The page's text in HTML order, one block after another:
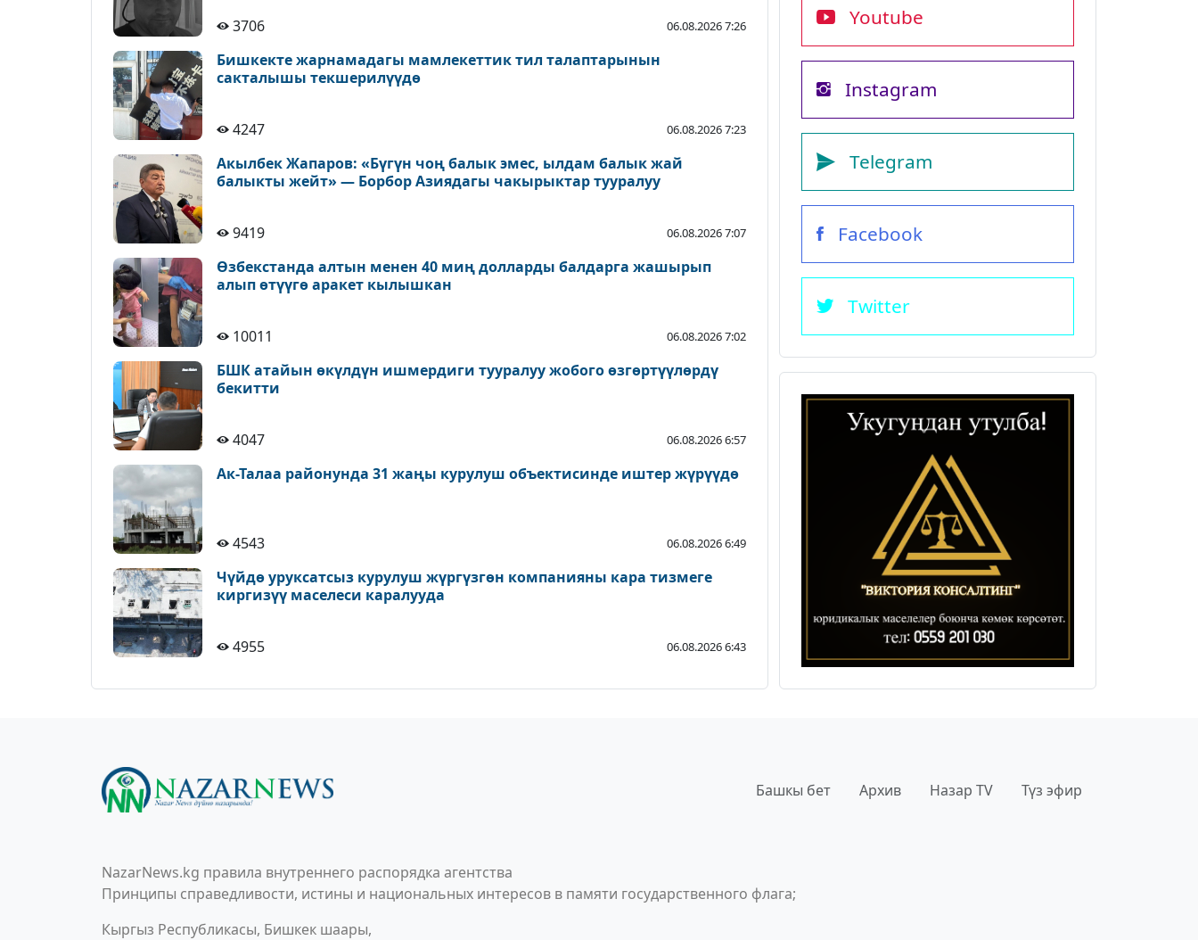
3706 06.08.2026 7:26
Бишкекте жарнамадагы мамлекеттик тил талаптарынын
сакталышы текшерилүүдө
4247 06.08.2026 7:23
Акылбек Жапаров: «Бүгүн чоң балык эмес, ылдам балык жай
балыкты жейт» — Борбор Азиядагы чакырыктар тууралуу
9419 06.08.2026 7:07
Өзбекстанда алтын менен 40 миң долларды балдарга жашырып
алып өтүүгө аракет кылышкан
10011 06.08.2026 7:02
БШК атайын өкүлдүн ишмердиги тууралуу жобого өзгөртүүлөрдү
бекитти
4047 06.08.2026 6:57
Ак-Талаа районунда 31 жаңы курулуш объектисинде иштер жүрүүдө
4543 06.08.2026 6:49
Чүйдө уруксатсыз курулуш жүргүзгөн компанияны кара тизмеге
киргизүү маселеси каралууда
4955 06.08.2026 6:43
Youtube
Instagram
Telegram
Facebook
Twitter
Башкы бет Архив Назар TV Түз эфир
NazarNews.kg правила внутреннего распорядка агентства
Принципы справедливости, истины и национальных интересов в памяти государственного флага;
Кыргыз Республикасы, Бишкек шаары,